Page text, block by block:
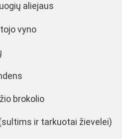
aliejaus
vyno
brokolio
ir tarkuotai žievelei)